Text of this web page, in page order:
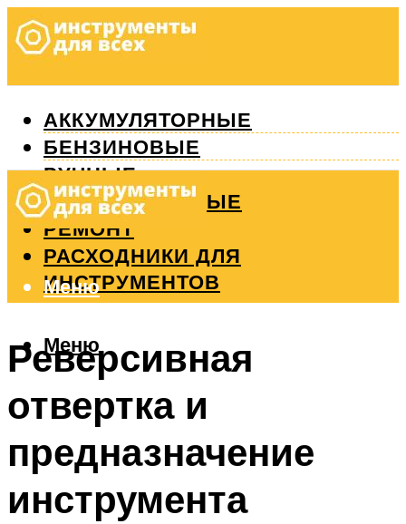
АККУМУЛЯТОРНЫЕ
БЕНЗИНОВЫЕ
РУЧНЫЕ
ИЗМЕРИТЕЛЬНЫЕ
РЕМОНТ
РАСХОДНИКИ ДЛЯ
ИНСТРУМЕНТОВ
Меню
Меню
Реверсивная
отвертка и
предназначение
инструмента